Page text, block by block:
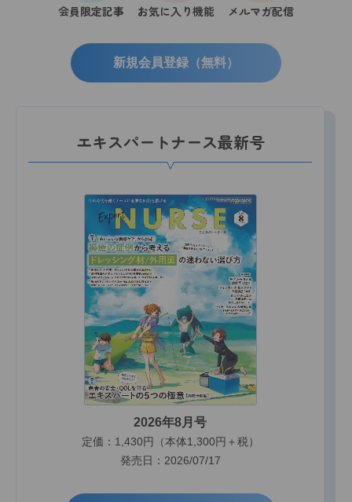
会員限定記事 お気に入り機能 メルマガ配信
新規会員登録（無料）
エキスパートナース最新号
2026年8月号
定価：1,430円（本体1,300円＋税）
発売日：2026/07/17